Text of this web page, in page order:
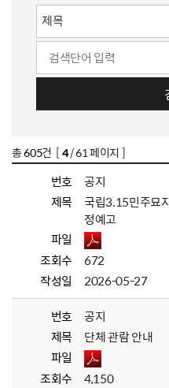
총605건 [4/ 61 페이지 ]
번호
공지
제목
국립3.15민주묘
정예고
파일
조회수
672
작성일
2026-05-27
번호
공지
제목
단체 관람 안내
파일
조회수
4,150